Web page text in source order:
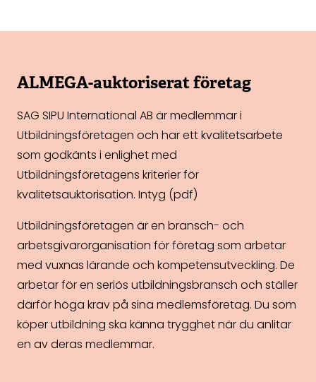
ALMEGA-auktoriserat företag
SAG SIPU International AB är medlemmar i
Utbildningsföretagen och har ett kvalitetsarbete
som godkänts i enlighet med
Utbildningsföretagens kriterier för
kvalitetsauktorisation. Intyg (pdf)
Utbildningsföretagen är en bransch- och
arbetsgivarorganisation för företag som arbetar
med vuxnas lärande och kompetensutveckling. De
arbetar för en seriös utbildningsbransch och ställer
därför höga krav på sina medlems­företag. Du som
köper utbildning ska känna trygghet när du anlitar
en av deras medlemmar.